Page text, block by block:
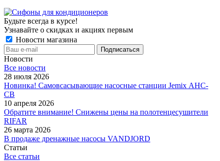
Будьте всегда в курсе!
Узнавайте о скидках и акциях первым
Новости магазина
Новости
Все новости
28 июля 2026
Новинка! Самовсасывающие насосные станции Jemix АНС-
СВ
10 апреля 2026
Обратите внимание! Снижены цены на полотенцесушители
RIFAR
26 марта 2026
В продаже дренажные насосы VANDJORD
Статьи
Все статьи